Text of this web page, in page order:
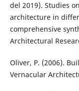
del 2019). Studies
architecture in
comprehensive
Architectural
Oliver, P. (2006).
Vernacular